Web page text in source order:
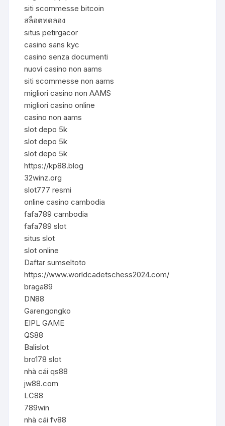
siti scommesse bitcoin
สล็อตทดลอง
situs petirgacor
casino sans kyc
casino senza documenti
nuovi casino non aams
siti scommesse non aams
migliori casino non AAMS
migliori casino online
casino non aams
slot depo 5k
slot depo 5k
slot depo 5k
https://kp88.blog
32winz.org
slot777 resmi
online casino cambodia
fafa789 cambodia
fafa789 slot
situs slot
slot online
Daftar sumseltoto
https://www.worldcadetschess2024.com/
braga89
DN88
Garengongko
EIPL GAME
QS88
Balislot
bro178 slot
nhà cái qs88
jw88.com
LC88
789win
nhà cái fv88